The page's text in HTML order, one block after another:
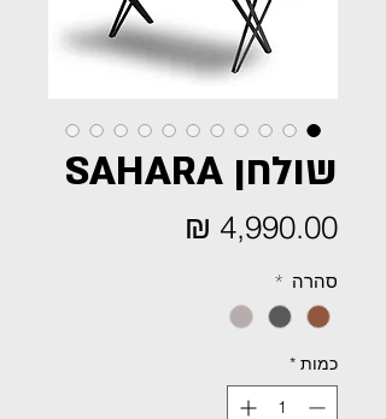
שולחן SAHARA
סהרה *
כמות *